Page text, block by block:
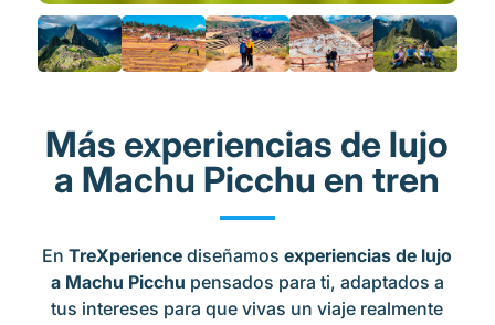
Más experiencias de lujo
a Machu Picchu en tren
EnTreXperience diseñamosexperiencias de lujo
a Machu Picchu pensados para ti, adaptados a
tus intereses para que vivas un viaje realmente